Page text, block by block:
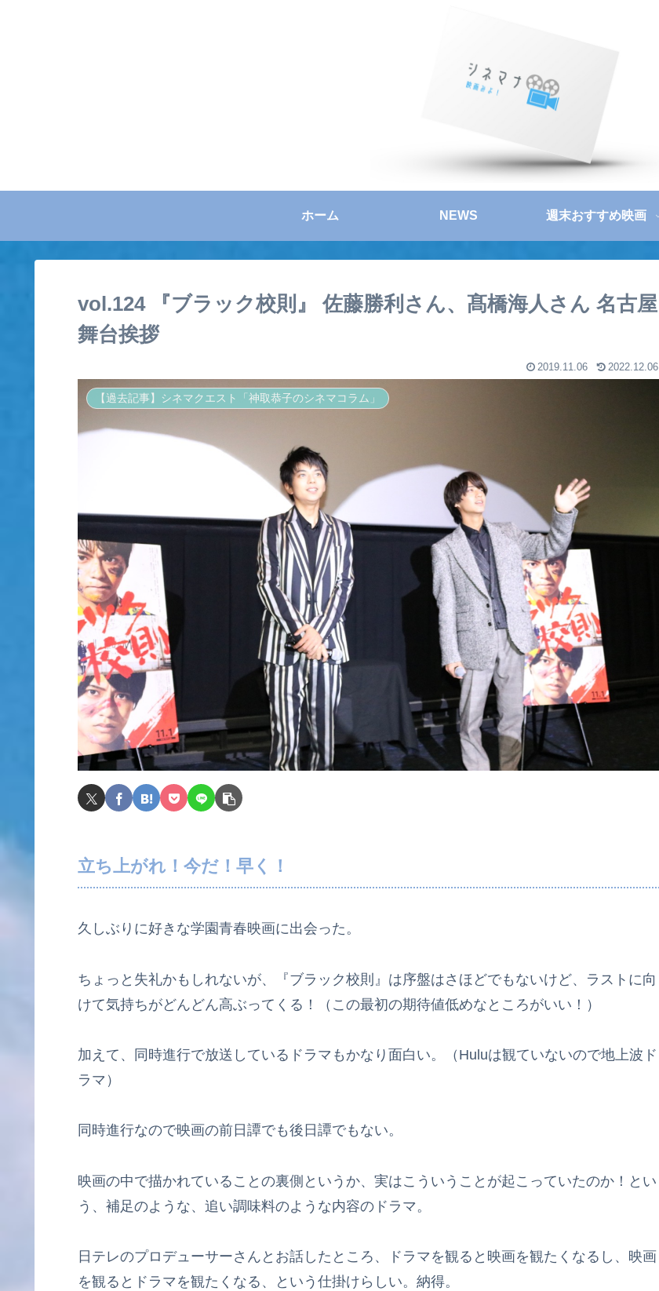
ホーム NEWS 週末おすすめ映画
vol.124 『ブラック校則』 佐藤勝利さん、髙橋海人さん 名古屋
舞台挨拶
2019.11.06 2022.12.06
【過去記事】シネマクエスト「神取恭子のシネマコラム」
立ち上がれ！今だ！早く！
久しぶりに好きな学園青春映画に出会った。
ちょっと失礼かもしれないが、『ブラック校則』は序盤はさほどでもないけど、ラストに向
けて気持ちがどんどん高ぶってくる！（この最初の期待値低めなところがいい！）
加えて、同時進行で放送しているドラマもかなり面白い。（Huluは観ていないので地上波ド
ラマ）
同時進行なので映画の前日譚でも後日譚でもない。
映画の中で描かれていることの裏側というか、実はこういうことが起こっていたのか！とい
う、補足のような、追い調味料のような内容のドラマ。
日テレのプロデューサーさんとお話したところ、ドラマを観ると映画を観たくなるし、映画
を観るとドラマを観たくなる、という仕掛けらしい。納得。